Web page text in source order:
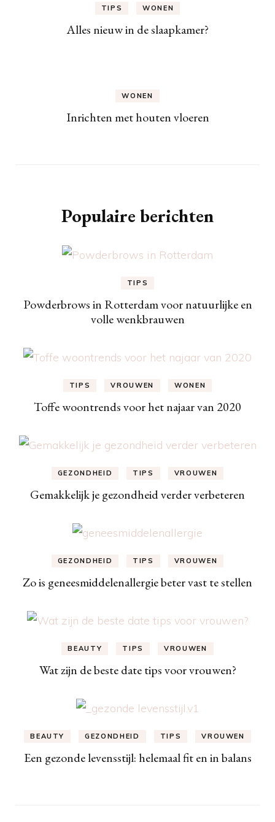
TIPS WONEN
Alles nieuw in de slaapkamer?
WONEN
Inrichten met houten vloeren
Populaire berichten
TIPS
Powderbrows in Rotterdam voor natuurlijke en
volle wenkbrauwen
TIPS VROUWEN WONEN
Toffe woontrends voor het najaar van 2020
GEZONDHEID TIPS VROUWEN
Gemakkelijk je gezondheid verder verbeteren
GEZONDHEID TIPS VROUWEN
Zo is geneesmiddelenallergie beter vast te stellen
BEAUTY TIPS VROUWEN
Wat zijn de beste date tips voor vrouwen?
BEAUTY GEZONDHEID TIPS VROUWEN
Een gezonde levensstijl: helemaal fit en in balans